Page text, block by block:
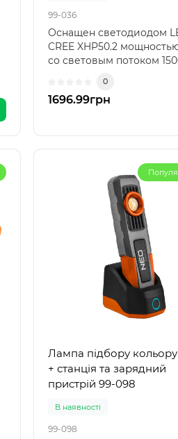
99-036
Оснащен светодиодом
CREE XHP50.2
со световым потоком
0
1696.99грн
Лампа підбору кольору
+ станція та зарядний
пристрій 99-098
В наявності
99-098